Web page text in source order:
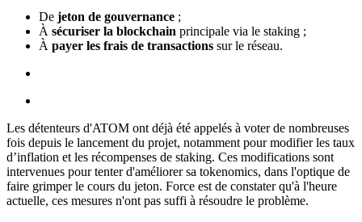
De jeton de gouvernance ;
À sécuriser la blockchain principale via le staking ;
À payer les frais de transactions sur le réseau.
Les détenteurs d'ATOM ont déjà été appelés à voter de nombreuses
fois depuis le lancement du projet, notamment pour modifier les taux
d’inflation et les récompenses de staking. Ces modifications sont
intervenues pour tenter d'améliorer sa tokenomics, dans l'optique de
faire grimper le cours du jeton. Force est de constater qu'à l'heure
actuelle, ces mesures n'ont pas suffi à résoudre le problème.